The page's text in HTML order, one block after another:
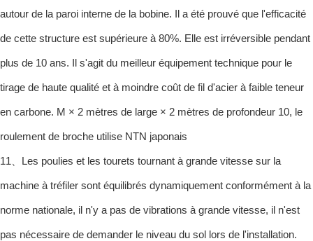
autour de la paroi interne de la bobine. Il a été prouvé que l'efficacité
de cette structure est supérieure à 80%. Elle est irréversible pendant
plus de 10 ans. Il s'agit du meilleur équipement technique pour le
tirage de haute qualité et à moindre coût de fil d'acier à faible teneur
en carbone. M × 2 mètres de large × 2 mètres de profondeur 10, le
roulement de broche utilise NTN japonais
11、Les poulies et les tourets tournant à grande vitesse sur la
machine à tréfiler sont équilibrés dynamiquement conformément à la
norme nationale, il n'y a pas de vibrations à grande vitesse, il n'est
pas nécessaire de demander le niveau du sol lors de l'installation.